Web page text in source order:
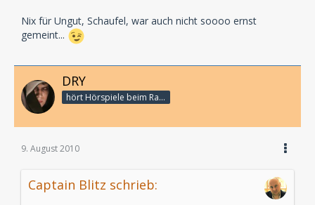
Nix für Ungut, Schaufel, war auch nicht soooo ernst
gemeint...
DRY
hört Hörspiele beim Rasenmähen
9. August 2010
Captain Blitz schrieb: